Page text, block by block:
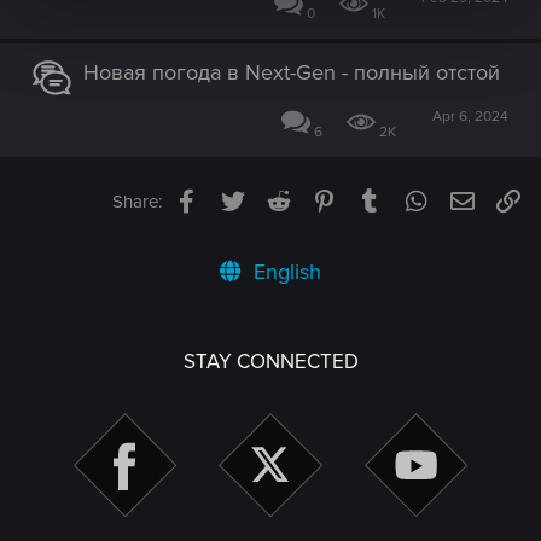
0 1K
Новая погода в Next-Gen - полный отстой
6 2K
Apr 6, 2024
Share: Facebook
TwitterReddit PinterestTumblrWhatsApp
Email
English
STAY CONNECTED